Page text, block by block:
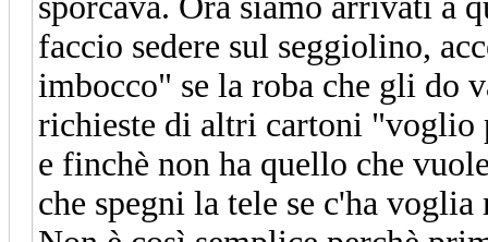
faccio sedere sul seggiolino,
imbocco" se la roba che gli do
richieste di altri cartoni "voglio
e finchè non ha quello che
che spegni la tele se c'ha